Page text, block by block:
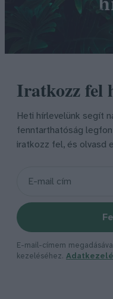
Iratkozz fel
Heti hírlevelünk segít
fenntarthatóság
iratkozz fel, és olvasd
E-mail-címem
kezeléséhez.